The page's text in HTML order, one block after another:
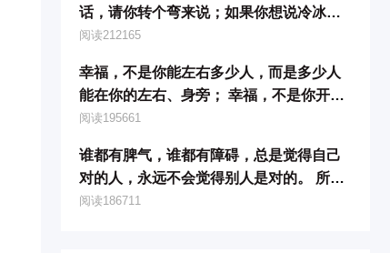
话，请你转个弯来说；如果你想说冷冰冰
的话，请你在心里加热了再说；批评人的
阅读212165
幸福，不是你能左右多少人，而是多少人
能在你的左右、身旁； 幸福，不是你开豪
华的车，而是你开着车能够平安地到家；
阅读195661
谁都有脾气，谁都有障碍，总是觉得自己
对的人，永远不会觉得别人是对的。 所以
放下自己，不管发生什么事情从自我开始
阅读186711